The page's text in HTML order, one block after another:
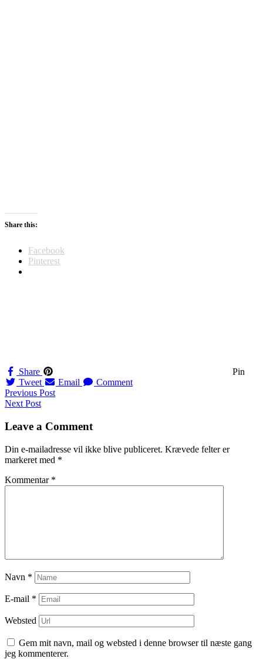
Share this:
Facebook
Pinterest
Share
Pin
Tweet
Email Comment
Navigation
til
indlæg
Previous Post
Next Post
Leave a Comment
Din e-mailadresse vil ikke blive publiceret. Krævede felter er
markeret med *
Kommentar *
Navn *
E-mail *
Websted
Gem mit navn, mail og websted i denne browser til næste gang
jeg kommenterer.